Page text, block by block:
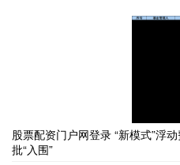
股票配资门户网登录 “新模式”浮
批“入围”